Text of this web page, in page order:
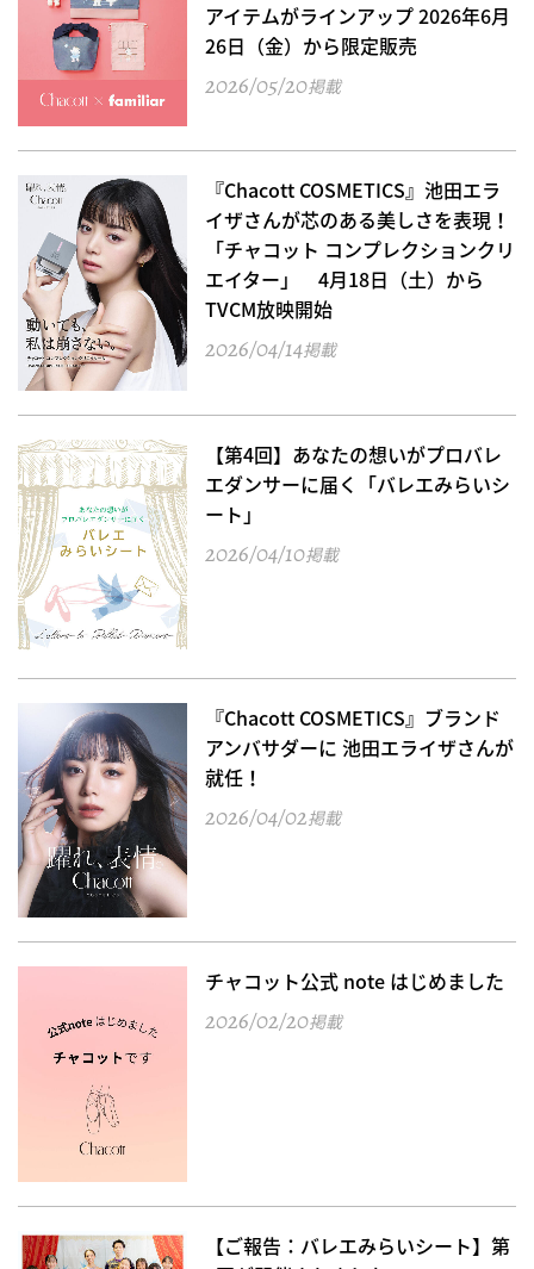
アイテムがラインアップ 2026年6月
26日（金）から限定販売
2026/05/20掲載
『Chacott COSMETICS』池田エラ
イザさんが芯のある美しさを表現！
「チャコット コンプレクションクリ
エイター」 4月18日（土）から
TVCM放映開始
2026/04/14掲載
【第4回】あなたの想いがプロバレ
エダンサーに届く「バレエみらいシ
ート」
2026/04/10掲載
『Chacott COSMETICS』ブランド
アンバサダーに 池田エライザさんが
就任！
2026/04/02掲載
チャコット公式 note はじめました
2026/02/20掲載
【ご報告：バレエみらいシート】第